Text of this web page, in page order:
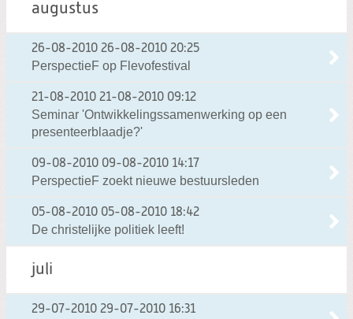
augustus
26-08-2010 26-08-2010 20:25
PerspectieF op Flevofestival
21-08-2010 21-08-2010 09:12
Seminar 'Ontwikkelingssamenwerking op een
presenteerblaadje?'
09-08-2010 09-08-2010 14:17
PerspectieF zoekt nieuwe bestuursleden
05-08-2010 05-08-2010 18:42
De christelijke politiek leeft!
juli
29-07-2010 29-07-2010 16:31